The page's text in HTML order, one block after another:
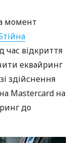
момент
час відкриття
еквайринг
здійснення
Mastercard на
до